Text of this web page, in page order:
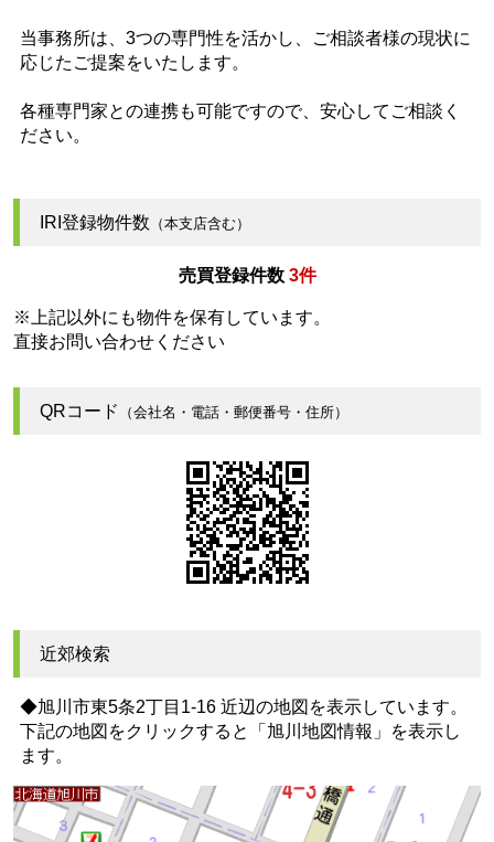
当事務所は、3つの専門性を活かし、ご相談者様の現状に
応じたご提案をいたします。
各種専門家との連携も可能ですので、安心してご相談く
ださい。
IRI登録物件数 （本支店含む）
売買登録件数 3件
※上記以外にも物件を保有しています。
直接お問い合わせください
QRコード （会社名・電話・郵便番号・住所）
近郊検索
◆旭川市東5条2丁目1-16 近辺の地図を表示しています。
下記の地図をクリックすると
「旭川地図情報」
を表示し
ます。